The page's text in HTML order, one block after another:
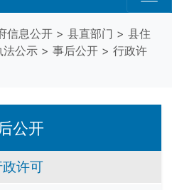
信息公开 > 县直部门 > 县住
法公示 > 事后公开 > 行政许
公开
许可